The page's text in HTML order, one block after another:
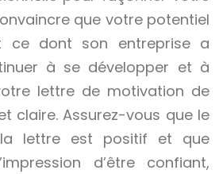
que votre potentiel
ce dont son entreprise a
à se développer et à
lettre de motivation de
claire. Assurez-vous que le
lettre est positif et que
d’être confiant,